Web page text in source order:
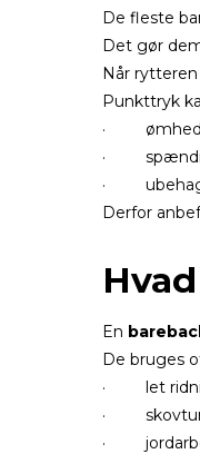
De fleste
Det gør
Når
Punkttryk
· ømhed i
·
· ubehag
Derfor
En
De bruges
· let
·
·